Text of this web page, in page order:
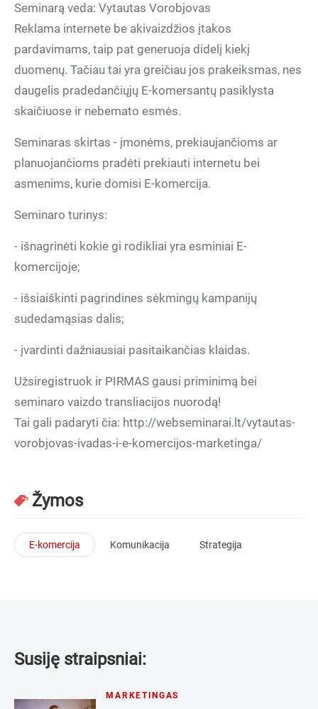
Seminarą veda: Vytautas Vorobjovas
Reklama internete be akivaizdžios įtakos
pardavimams, taip pat generuoja didelį kiekį
duomenų. Tačiau tai yra greičiau jos prakeiksmas, nes
daugelis pradedančiųjų E-komersantų pasiklysta
skaičiuose ir nebemato esmės.
Seminaras skirtas - įmonėms, prekiaujančioms ar
planuojančioms pradėti prekiauti internetu bei
asmenims, kurie domisi E-komercija.
Seminaro turinys:
- išnagrinėti kokie gi rodikliai yra esminiai E-
komercijoje;
- išsiaiškinti pagrindines sėkmingų kampanijų
sudedamąsias dalis;
- įvardinti dažniausiai pasitaikančias klaidas.
Užsiregistruok ir PIRMAS gausi priminimą bei
seminaro vaizdo transliacijos nuorodą!
Tai gali padaryti čia: http://webseminarai.lt/vytautas-
vorobjovas-ivadas-i-e-komercijos-marketinga/
Žymos
E-komercija Komunikacija Strategija
Susiję straipsniai:
MARKETINGAS